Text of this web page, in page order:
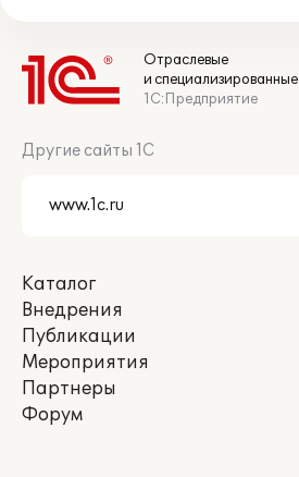
Отраслевые
и
1С:Предприятие
Другие сайты 1С
Каталог
Внедрения
Публикации
Мероприятия
Партнеры
Форум